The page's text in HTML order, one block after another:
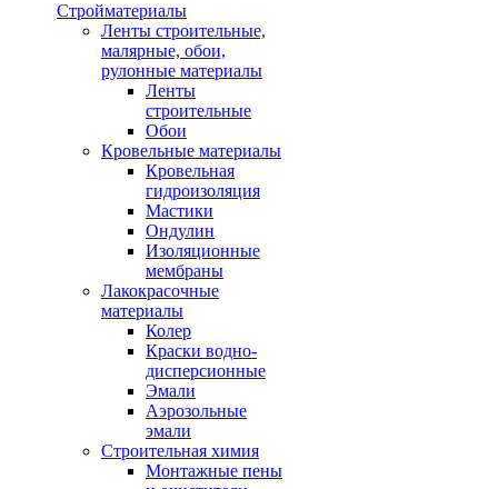
Стройматериалы
Ленты строительные,
малярные, обои,
рулонные материалы
Ленты
строительные
Обои
Кровельные материалы
Кровельная
гидроизоляция
Мастики
Ондулин
Изоляционные
мембраны
Лакокрасочные
материалы
Колер
Краски водно-
дисперсионные
Эмали
Аэрозольные
эмали
Строительная химия
Монтажные пены